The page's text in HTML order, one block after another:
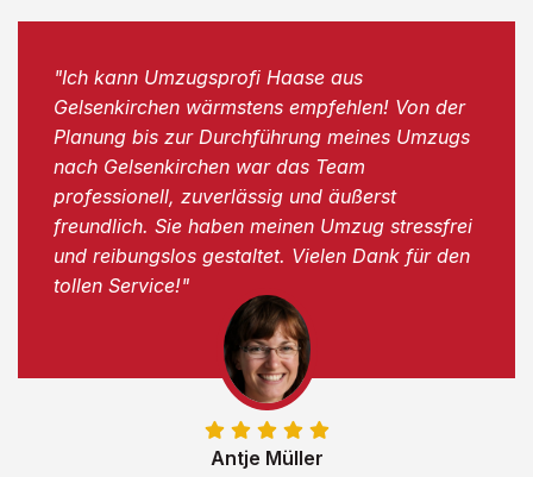
Antje Müller
"Ich kann Umzugsprofi Haase aus
Gelsenkirchen wärmstens empfehlen! Von der
Planung bis zur Durchführung meines Umzugs
nach Gelsenkirchen war das Team
professionell, zuverlässig und äußerst
freundlich. Sie haben meinen Umzug stressfrei
und reibungslos gestaltet. Vielen Dank für den
tollen Service!"